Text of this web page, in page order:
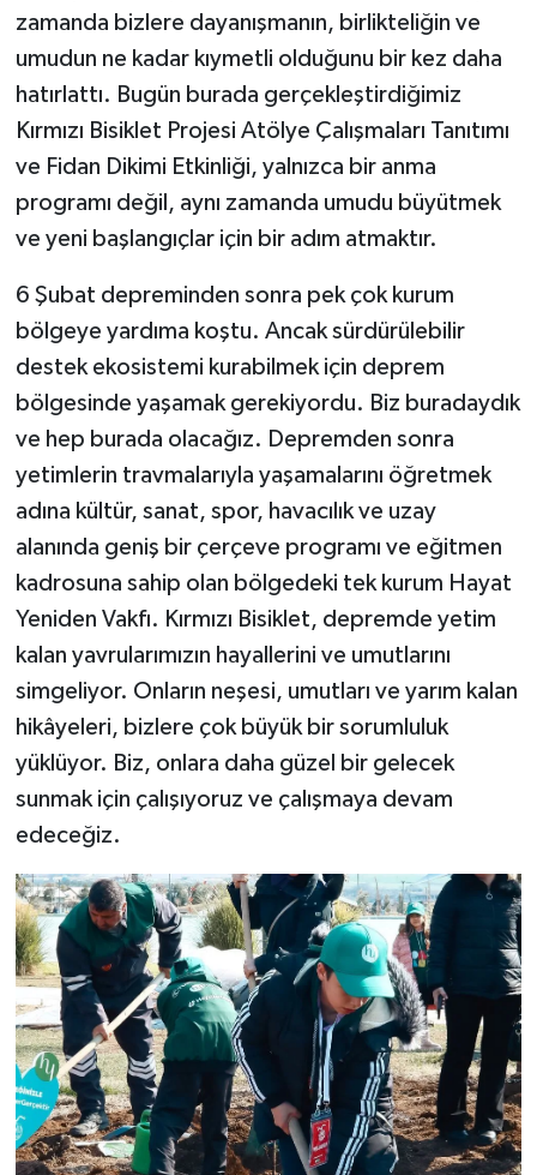
zamanda bizlere dayanışmanın, birlikteliğin ve
umudun ne kadar kıymetli olduğunu bir kez daha
hatırlattı. Bugün burada gerçekleştirdiğimiz
Kırmızı Bisiklet Projesi Atölye Çalışmaları Tanıtımı
ve Fidan Dikimi Etkinliği, yalnızca bir anma
programı değil, aynı zamanda umudu büyütmek
ve yeni başlangıçlar için bir adım atmaktır.
6 Şubat depreminden sonra pek çok kurum
bölgeye yardıma koştu. Ancak sürdürülebilir
destek ekosistemi kurabilmek için deprem
bölgesinde yaşamak gerekiyordu. Biz buradaydık
ve hep burada olacağız. Depremden sonra
yetimlerin travmalarıyla yaşamalarını öğretmek
adına kültür, sanat, spor, havacılık ve uzay
alanında geniş bir çerçeve programı ve eğitmen
kadrosuna sahip olan bölgedeki tek kurum Hayat
Yeniden Vakfı. Kırmızı Bisiklet, depremde yetim
kalan yavrularımızın hayallerini ve umutlarını
simgeliyor. Onların neşesi, umutları ve yarım kalan
hikâyeleri, bizlere çok büyük bir sorumluluk
yüklüyor. Biz, onlara daha güzel bir gelecek
sunmak için çalışıyoruz ve çalışmaya devam
edeceğiz.